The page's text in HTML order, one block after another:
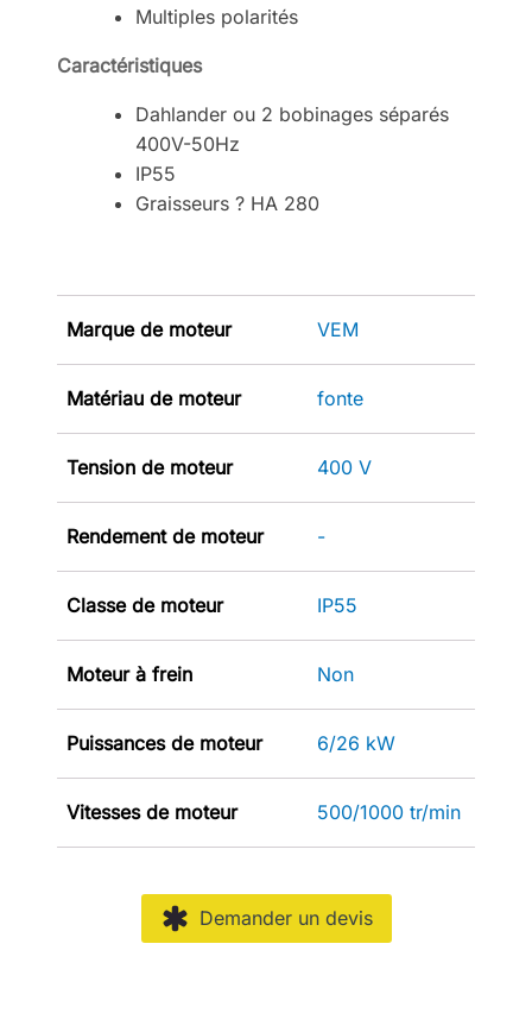
Multiples polarités
Caractéristiques
Dahlander ou 2 bobinages séparés
400V-50Hz
IP55
Graisseurs ? HA 280
Marque de moteur VEM
Matériau de moteur fonte
Tension de moteur 400 V
Rendement de moteur -
Classe de moteur IP55
Moteur à frein Non
Puissances de moteur 6/26 kW
Vitesses de moteur 500/1000 tr/min
Demander un devis